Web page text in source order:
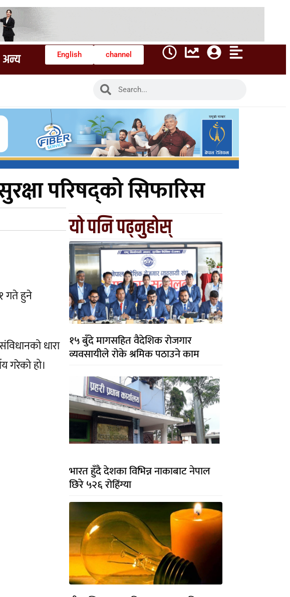
अन्य English channel
परिषद्को सिफारिस
गते हुने
धारा
गरेको हो।
यो पनि पढ्नुहोस्
१५ बुँदे मागसहित वैदेशिक रोजगार
व्यवसायीले रोके श्रमिक पठाउने काम
भारत हुँदै देशका विभिन्न नाकाबाट नेपाल
छिरे ५२६ रोहिंग्या